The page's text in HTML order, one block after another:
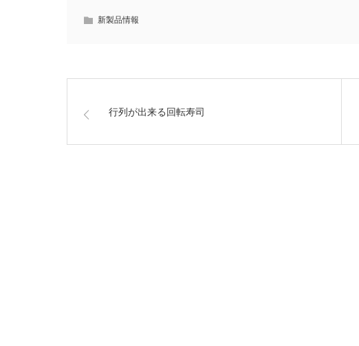
新製品情報
行列が出来る回転寿司